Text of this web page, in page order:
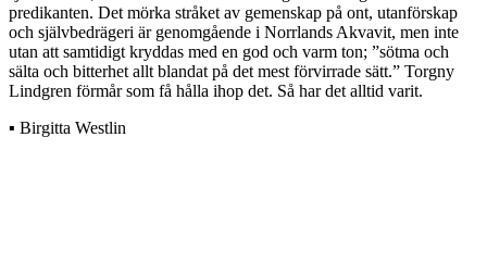
predikanten. Det mörka stråket av gemenskap på ont, utanförskap
och självbedrägeri är genomgående i Norrlands Akvavit, men inte
utan att samtidigt kryddas med en god och varm ton; ”sötma och
sälta och bitterhet allt blandat på det mest förvirrade sätt.” Torgny
Lindgren förmår som få hålla ihop det. Så har det alltid varit.
▪ Birgitta Westlin